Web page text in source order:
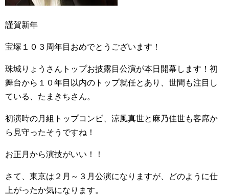
謹賀新年
宝塚１０３周年目おめでとうございます！
珠城りょうさんトップお披露目公演が本日開幕します！初
舞台から１０年目以内のトップ就任とあり、世間も注目し
ている、たまきちさん。
初演時の月組トップコンビ、涼風真世と麻乃佳世も客席か
ら見守ったそうですね！
お正月から演技がいい！！
さて、東京は２月～３月公演になりますが、どのように仕
上がったか気になります。